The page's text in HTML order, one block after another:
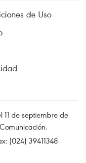
de Uso
11 de septiembre de
(024) 39411348